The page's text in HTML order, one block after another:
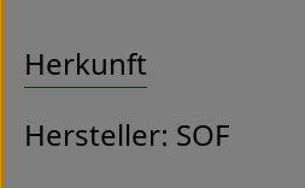
Herkunft
Hersteller: SOF